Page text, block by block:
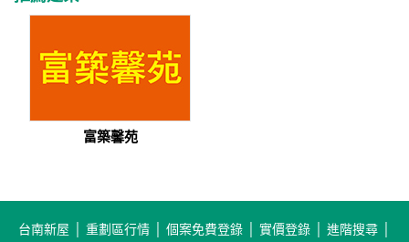
富築馨苑
台南新屋 重劃區行情 個案免費登錄 實價登錄 進階搜尋